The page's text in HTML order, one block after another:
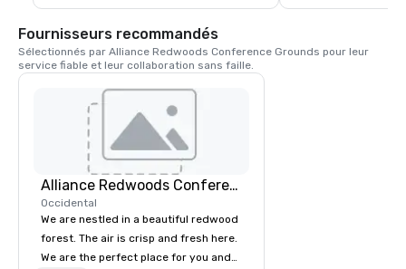
pâtes, du bœuf, du
de la ville. L'Union
Fournisseurs recommandés
Sélectionnés par Alliance Redwoods Conference Grounds pour leur
service fiable et leur collaboration sans faille.
Alliance Redwoods Conference Grounds
Occidental
We are nestled in a beautiful redwood
forest. The air is crisp and fresh here.
We are the perfect place for you and